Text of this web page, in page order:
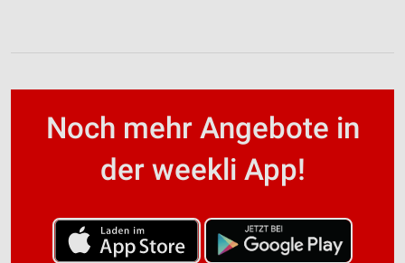
Noch mehr Angebote in
der weekli App!